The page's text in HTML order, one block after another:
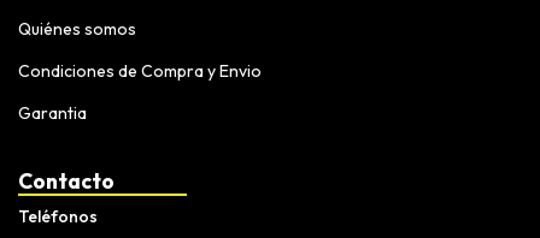
Quiénes somos
Condiciones de Compra y Envio
Garantia
Contacto
Teléfonos